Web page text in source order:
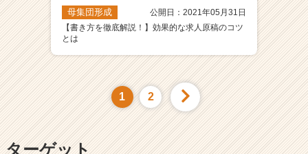
母集団形成
公開日：2021年05月31日
【書き方を徹底解説！】効果的な求人原稿のコツ
とは
1 2
ターゲット